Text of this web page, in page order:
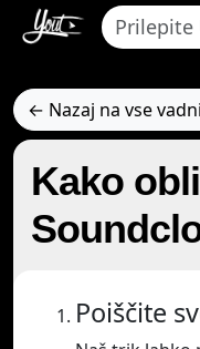
← Nazaj na vse
Kako
Poiščite